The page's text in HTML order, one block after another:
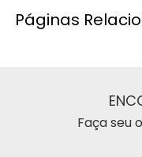
Páginas
Faça seu